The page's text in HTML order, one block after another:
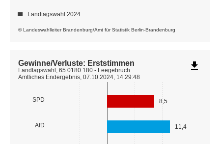
© Landeswahlleiter Brandenburg/Amt für Statistik Berlin-Brandenburg
Landtagswahl 2024
SPD
AfD
8,5
11,4
Gewinne/Verluste: Erststimmen
Landtagswahl, 65 0180 180 - Leegebruch
Amtliches Endergebnis, 07.10.2024, 14:29:48
file_download